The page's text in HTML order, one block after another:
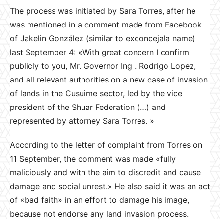
The process was initiated by Sara Torres, after he
was mentioned in a comment made from Facebook
of Jakelin González (similar to exconcejala name)
last September 4: «With great concern I confirm
publicly to you, Mr. Governor Ing . Rodrigo Lopez,
and all relevant authorities on a new case of invasion
of lands in the Cusuime sector, led by the vice
president of the Shuar Federation (…) and
represented by attorney Sara Torres. »
According to the letter of complaint from Torres on
11 September, the comment was made «fully
maliciously and with the aim to discredit and cause
damage and social unrest.» He also said it was an act
of «bad faith» in an effort to damage his image,
because not endorse any land invasion process.